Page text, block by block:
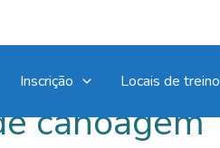
Inscrição Locais de treino
canoagem